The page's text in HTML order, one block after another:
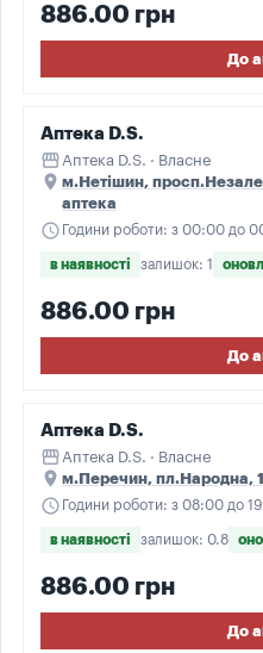
886.00 грн
До
Аптека D.S.
storefront Аптека D.S. · Власне
place м.Нетішин,
аптека
schedule Години роботи: з 00:00 до
в наявності залишок: 1
886.00 грн
До
Аптека D.S.
storefront Аптека D.S. · Власне
place м.Перечин, пл.Народна,
schedule Години роботи: з 08:00 до
в наявності залишок: 0.8
886.00 грн
До